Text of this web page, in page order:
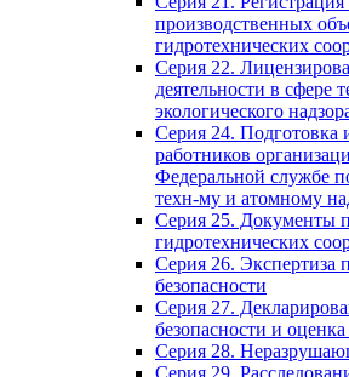
производственных
гидротехнических
Серия 22.
деятельности в сфере
экологического
Серия 24. Подготовка
работников
Федеральной службе
техн-му и атомному
Серия 25. Документы
гидротехнических
Серия 26.
безопасности
Серия 27.
безопасности и
Серия 28.